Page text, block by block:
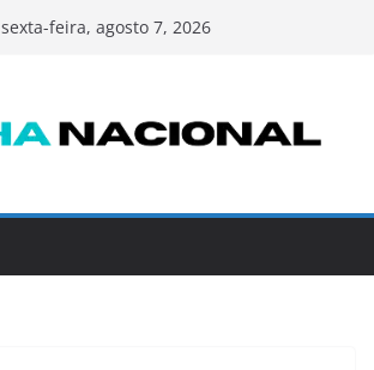
sexta-feira, agosto 7, 2026